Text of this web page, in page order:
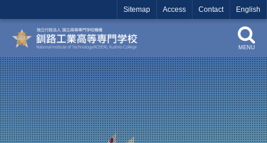
Sitemap Access Contact English
MENU